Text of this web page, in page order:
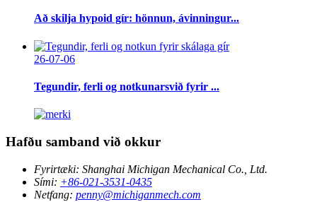
Að skilja hypoid gír: hönnun, ávinningur...
26-07-06
Tegundir, ferli og notkunarsvið fyrir ...
Hafðu samband við okkur
Fyrirtæki: Shanghai Michigan Mechanical Co., Ltd.
Sími: +86-021-3531-0435
Netfang: penny@michiganmech.com